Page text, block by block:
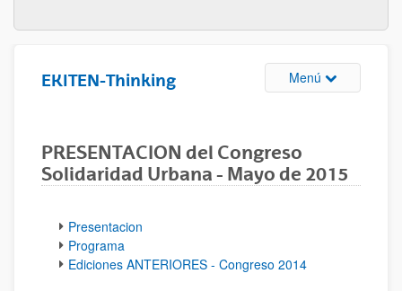
EKITEN-Thinking Menú Abrir/cerrar
PRESENTACION del Congreso
Solidaridad Urbana - Mayo de 2015
Presentacion
Programa
Ediciones ANTERIORES - Congreso 2014